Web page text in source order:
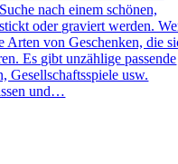
nach einem schönen,
oder graviert werden.
Arten von Geschenken, die
Es gibt unzählige passende
Gesellschaftsspiele usw.
und…